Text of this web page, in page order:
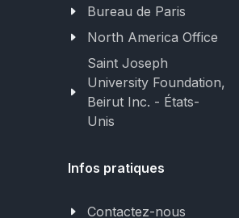
Bureau de Paris
North America Office
Saint Joseph
University Foundation,
Beirut Inc. - États-
Unis
Infos pratiques
Contactez-nous